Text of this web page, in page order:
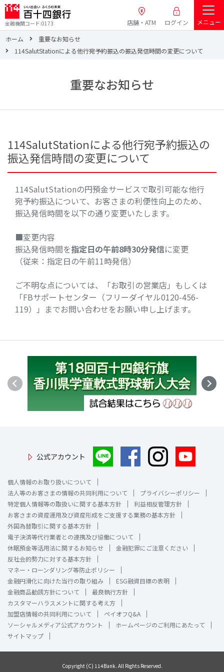
金融機関コード:0173 店舗・ATM ログイン
メニュー
ホーム
重要なお知らせ
114SalutStationによる他行宛予約振込の振込発信時間の変更について
重要なお知らせ
114SalutStationによる他行宛予約振込の
振込発信時間の変更について
114SalutStationの円預金サービスで取引可能な他行
宛予約振込について、お客さまの利便性向上のため、
振込発信時間を以下の通り変更いたします。
■変更内容
振込発信時間を指定日の午前8時30分発信に変更
（従来：指定日の午前11時発信）
ご不明な点については、「お取引の営業店」もしくは
「FBサポートセンター（フリーダイヤル0120-456-
119）」までお問い合わせをお願い申し上げます。
公式アカウント
個人情報のお取り扱いについて
法人等のお客さまの情報の共同利用について
プライバシーポリシー
特定個人情報等の取扱いに関する基本方針
利益相反管理方針
お客さまの資産運用及び資産形成をご支援する業務の基本方針
外国為替取引に関する基本方針
電子決済等代行業者との連携及び協働について
休眠預金等活用法に関するお知らせ
金融犯罪にご注意ください
反社会的勢力に対する基本方針
マネー・ローンダリング等防止ポリシー
金融円滑化に向けた当行の取り組み
ESG融資目標の表明
金融商品勧誘方針について
最良執行方針
カスタマーハラスメントに関する考え方
加盟店情報の共同利用について
ペイオフQ&A
ソーシャルメディア公式アカウント
ホームページのご利用にあたって
サイトマップ
Copyright (C) 114Bank. All Rights Reserved.